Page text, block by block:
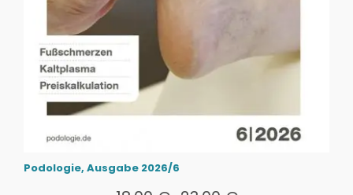
Podologie, Ausgabe 2026/6